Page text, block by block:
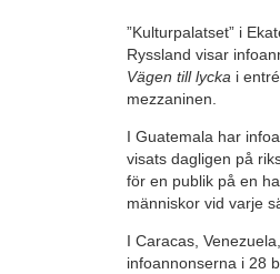
”Kulturpalatset” i
Ryssland visar
Vägen till lycka i
mezzaninen.
I Guatemala har
visats dagligen på
för en publik på en
människor vid varje
I Caracas,
infoannonserna i 28